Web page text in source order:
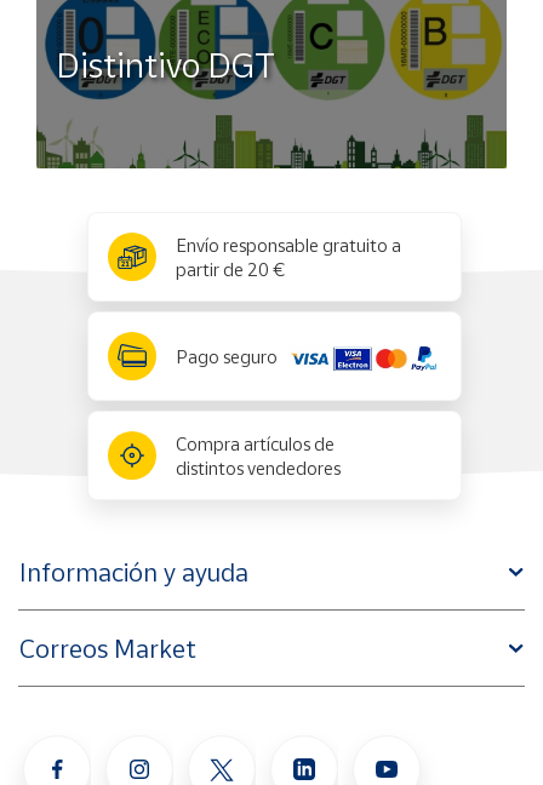
Distintivo DGT
Envío responsable gratuito a
partir de 20 €
Pago seguro
Compra artículos de
distintos vendedores
Información y ayuda
Correos Market